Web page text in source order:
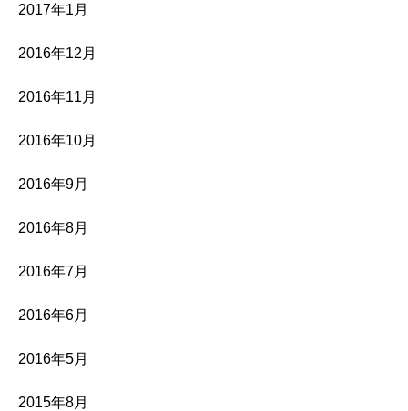
2017年1月
2016年12月
2016年11月
2016年10月
2016年9月
2016年8月
2016年7月
2016年6月
2016年5月
2015年8月